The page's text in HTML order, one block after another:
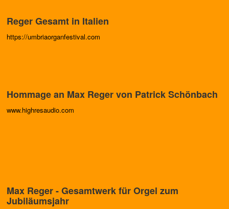
Reger Gesamt in Italien
https://umbriaorganfestival.com
Hommage an Max Reger von Patrick Schönbach
www.highresaudio.com
Max Reger - Gesamtwerk für Orgel zum
Jubiläumsjahr